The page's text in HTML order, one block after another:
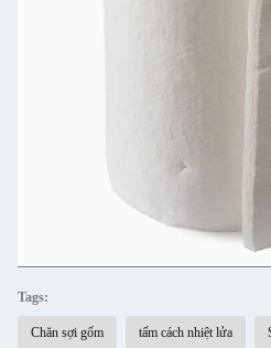
Tags:
Chăn sợi gốm tấm cách nhiệt lửa